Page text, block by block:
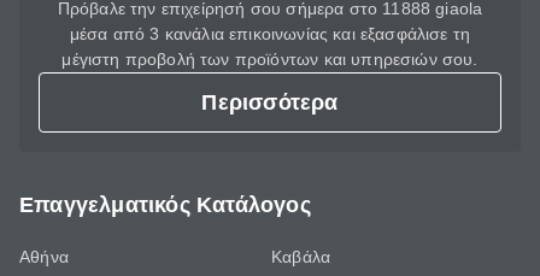
Πρόβαλε την επιχείρησή σου σήμερα στο 11888 giaola
μέσα από 3 κανάλια επικοινωνίας και εξασφάλισε τη
μέγιστη προβολή των προϊόντων και υπηρεσιών σου.
Περισσότερα
Επαγγελματικός Κατάλογος
Αθήνα
Καβάλα